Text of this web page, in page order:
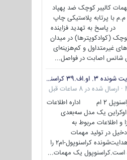
کالیبر کوچک ضد پهپاد
۵.۴۵ م.م با پرتابه پلاستیکی چاپ
پاسخ به تهدید فزاینده
(کوادکوپترها) در میدان
غیرمتداول و کم‌هزینه‌ای
شانس اصابت در فواصل...
مهمات هدایت شونده 3. او.اف.39 کراسنوپل/بصیر( Krasnopol 3OF39 )
· ارسال شده در 8 ساعات قبل
بسم ا.. کراسنوپل 2 ام اداره اطلاعات
اوکراین یک مدل سه‌بعدی
و اطلاعات مربوط به
در تولید مهمات
توپخانه‌ای هدایت‌شونده کراسنوپول-ام۲ را
است.کراسنوپول یک مهمات...